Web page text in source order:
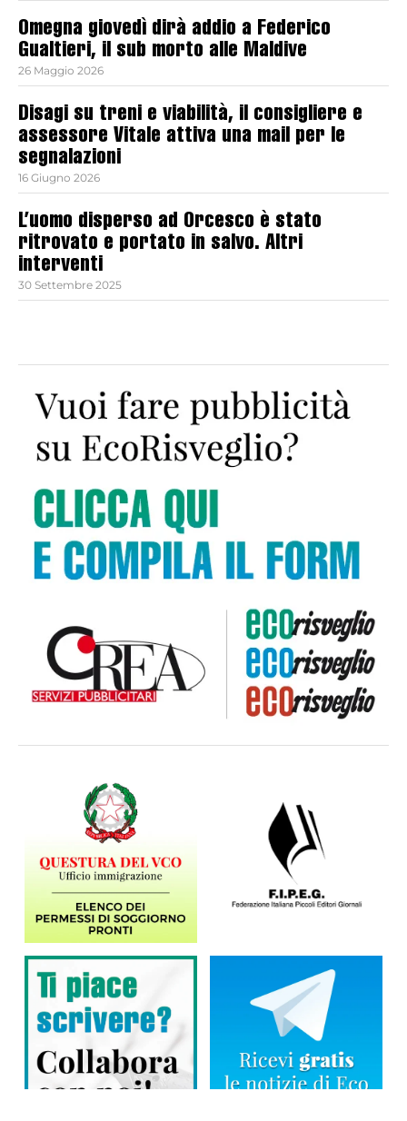
Omegna giovedì dirà addio a Federico
Gualtieri, il sub morto alle Maldive
26 Maggio 2026
Disagi su treni e viabilità, il consigliere e
assessore Vitale attiva una mail per le
segnalazioni
16 Giugno 2026
L’uomo disperso ad Orcesco è stato
ritrovato e portato in salvo. Altri
interventi
30 Settembre 2025